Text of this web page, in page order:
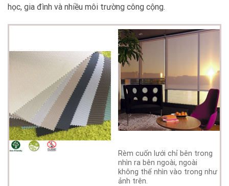
học, gia đình và nhiều môi trường công cộng.
Rèm cuốn lưới chỉ bên trong
nhìn ra bên ngoài, ngoài
không thể nhìn vào trong như
ảnh trên.